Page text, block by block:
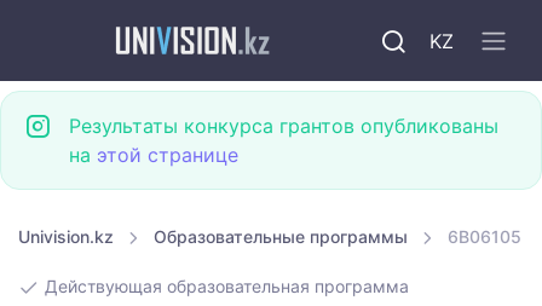
KZ
Результаты конкурса грантов опубликованы
на этой странице
Univision.kz Образовательные программы 6B06105
Действующая образовательная программа